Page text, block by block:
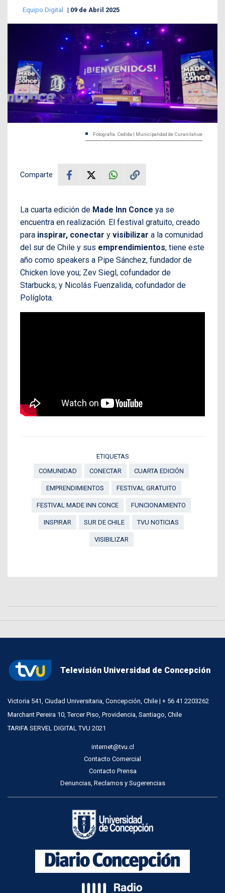
Equipo Digital 09 de Abril 2025
Fotografía: Cedida | Municipalidad de Curanilahue
Comparte
La cuarta edición de Made Inn Conce ya se
encuentra en realización. El festival gratuito, creado
para inspirar, conectar y visibilizar a la comunidad
del sur de Chile y sus emprendimientos, tiene este
año como speakers a Pipe Sánchez, fundador de
Chicken love you; Zev Siegl, cofundador de
Starbucks; y Nicolás Fuenzalida, cofundador de
Políglota.
ETIQUETAS
COMUNIDAD
CONECTAR CUARTA EDICIÓN
EMPRENDIMIENTOS FESTIVAL GRATUITO
FESTIVAL MADE INN CONCE FUNCIONAMIENTO
INSPIRAR SUR DE CHILE TVU NOTICIAS
VISIBILIZAR
Televisión Universidad de Concepción
Victoria 541, Ciudad Universitaria, Concepción, Chile | + 56 41 2203262
Marchant Pereira 10, Tercer Piso, Providencia, Santiago, Chile
TARIFA SERVEL DIGITAL TVU 2021
internet@tvu.cl
Contacto Comercial
Contacto Prensa
Denuncias, Reclamos y Sugerencias